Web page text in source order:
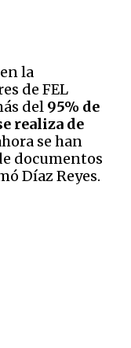
la
de FEL
del 95% de
realiza de
se han
documentos
Díaz Reyes.